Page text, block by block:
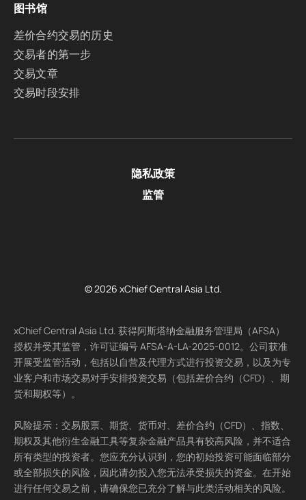
图书馆
差价合约交易的历史
交易者的第一步
交易文章
交易时段安排
隐私政策
监管
© 2026 xChief Central Asia Ltd.
xChief Central Asia Ltd. 获得阿斯塔纳金融服务管理局（AFSA）
授权并受其监管，许可证编号 AFSA-A-LA-2025-0012。公司获准
开展受监管活动，包括以自营及代理方式进行投资交易，以及为专
业客户和市场交易对手安排投资交易（包括差价合约（CFD）、期
货和期权等）。
风险提示：交易股票、期货、货币对、差价合约（CFD）、指数、
期权及其他衍生金融工具等复杂金融产品具有较高风险，并不适合
所有类型的投资者。您应充分认识到，您的初始投资可能面临部分
或全部损失的风险，因此请勿投入您无法承受损失的资金。在开始
进行任何交易之前，请确保您已充分了解与此类活动相关的风险。